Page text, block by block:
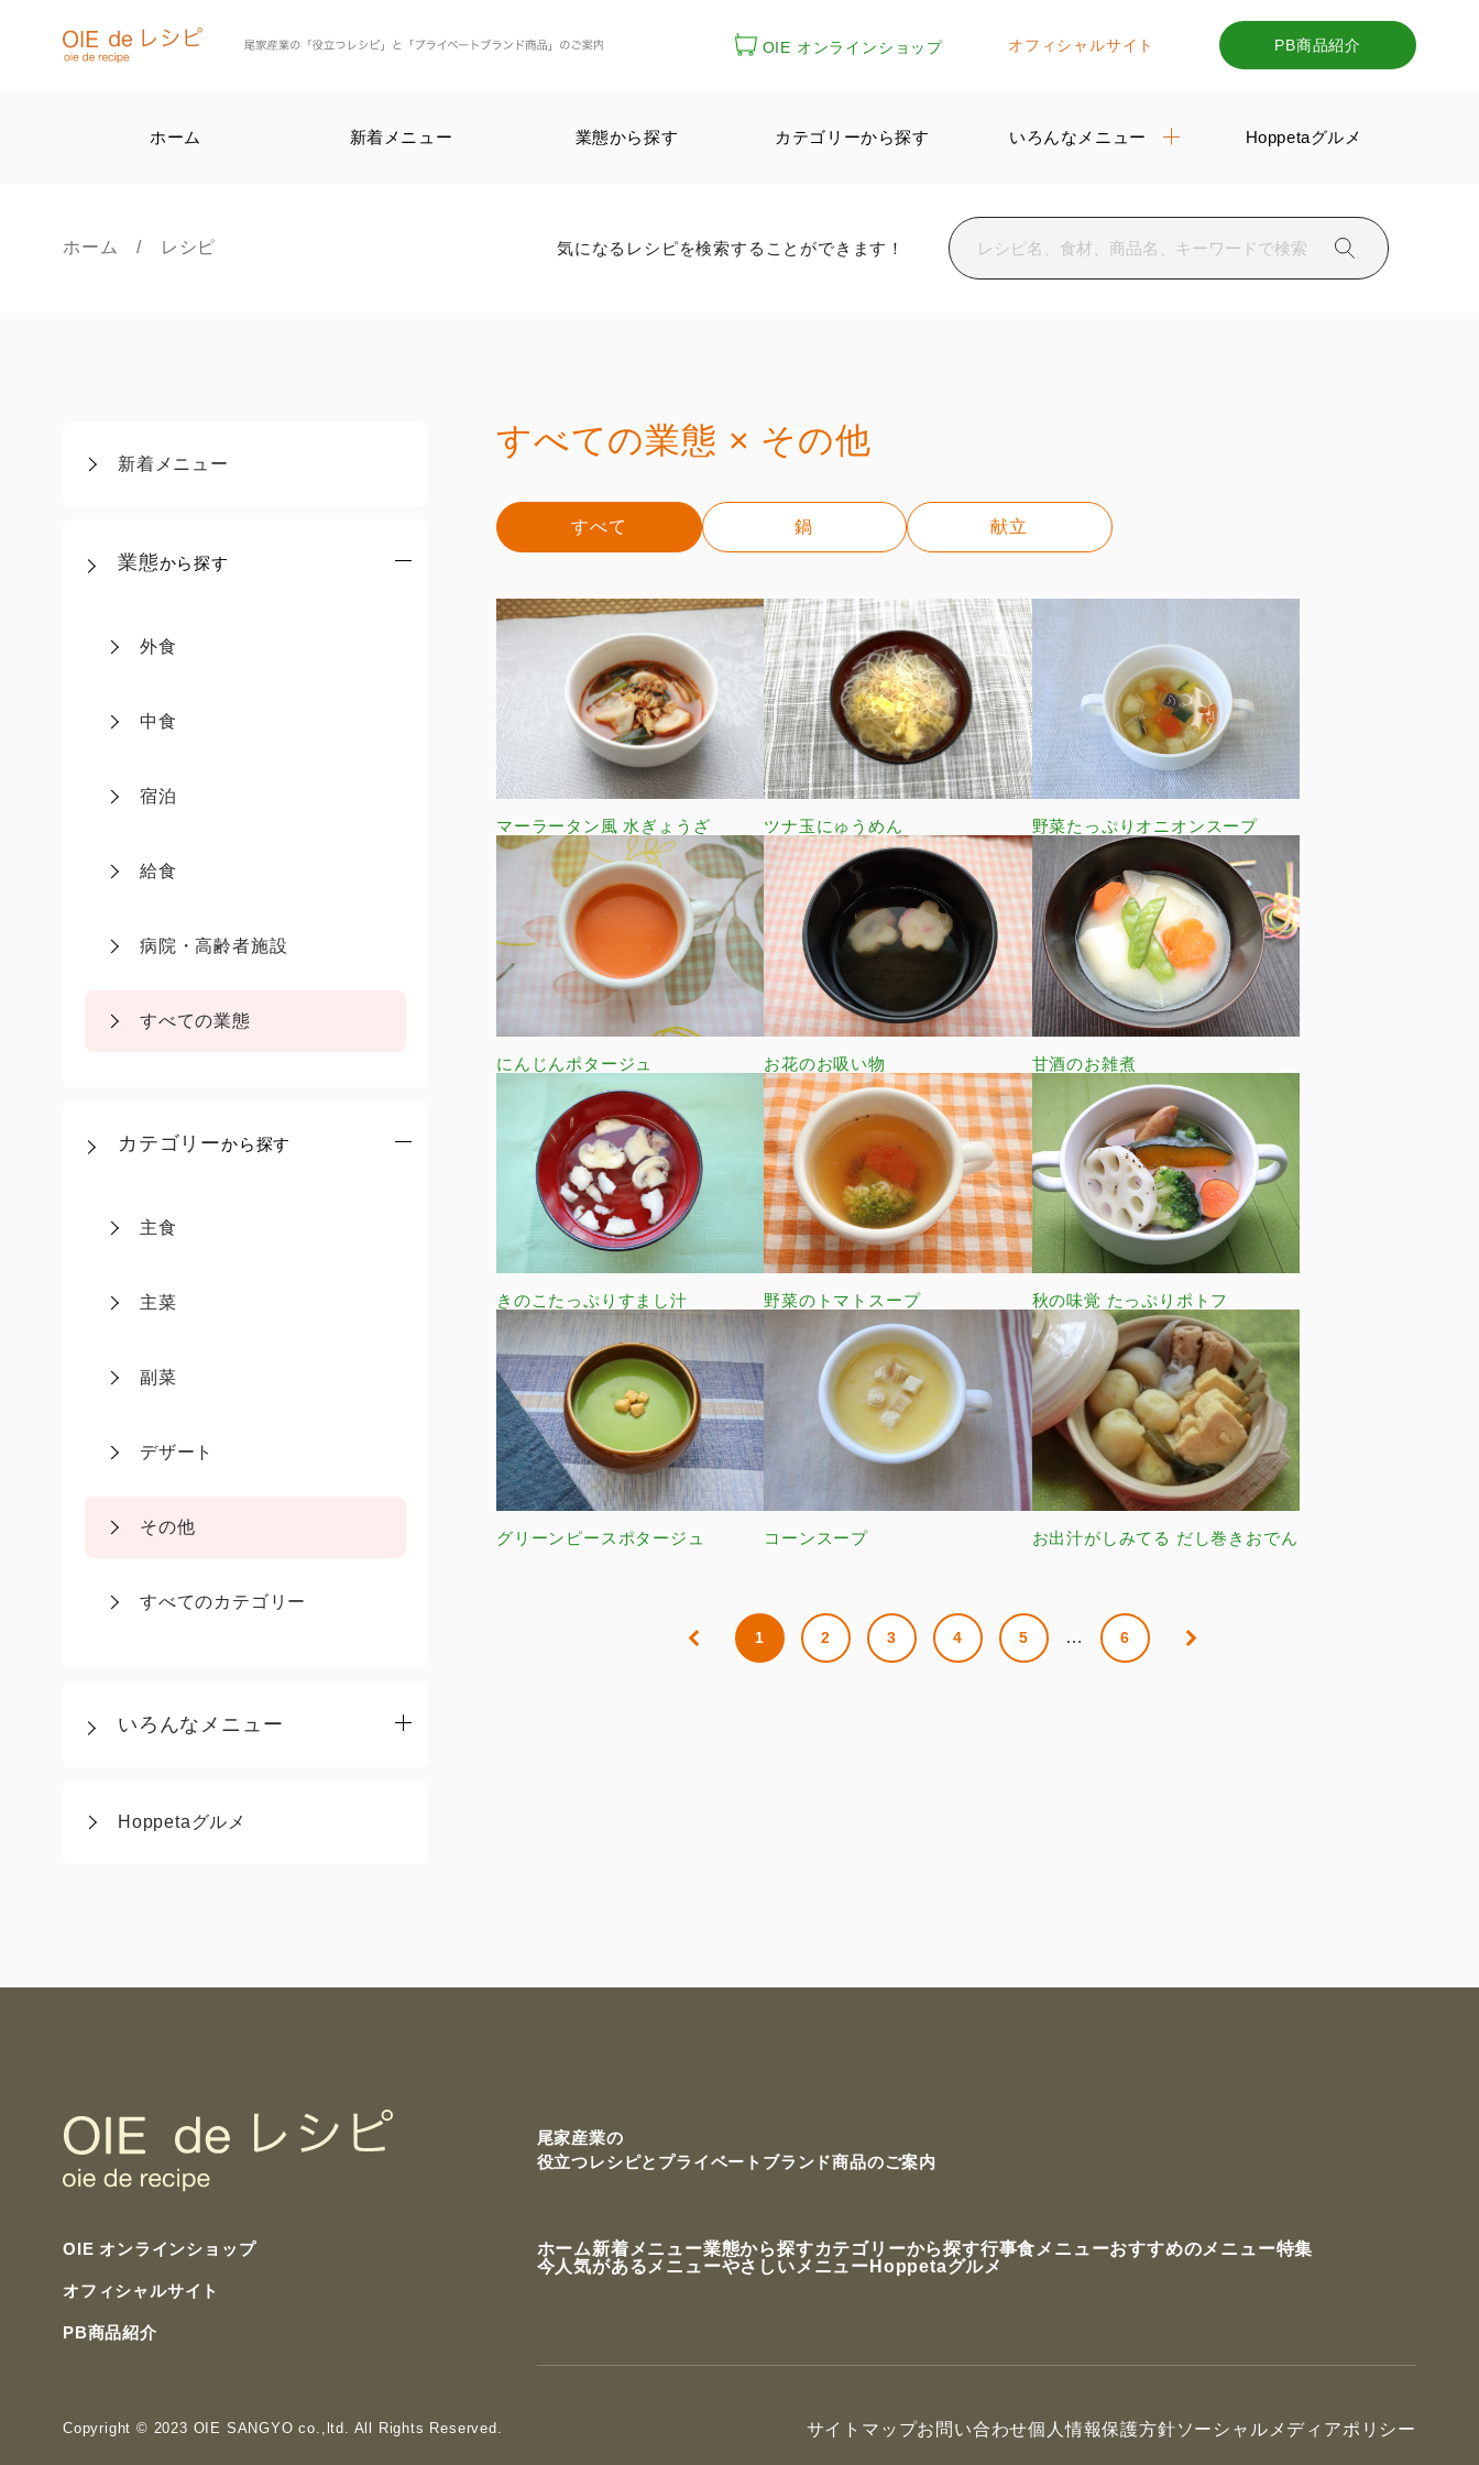
OIE オンラインショップ オフィシャルサイト PB商品紹介
ホーム 新着メニュー 業態から探す カテゴリーから探す いろんなメニュー Hoppetaグルメ
ホーム/ レシピ 気になるレシピを検索することができます！
新着メニュー
業態から探す
外食
中食
宿泊
給食
病院・高齢者施設
すべての業態
カテゴリーから探す
主食
主菜
副菜
デザート
その他
すべてのカテゴリー
いろんなメニュー
Hoppetaグルメ
すべての業態 × その他
すべて 鍋 献立
マーラータン風 水ぎょうざ ツナ玉にゅうめん 野菜たっぷりオニオンスープ
にんじんポタージュ お花のお吸い物 甘酒のお雑煮
きのこたっぷりすまし汁 野菜のトマトスープ 秋の味覚 たっぷりポトフ
グリーンピースポタージュ コーンスープ お出汁がしみてる だし巻きおでん
1 2 3 4 5 … 6
尾家産業の
役立つレシピと プライベートブランド商品のご案内
OIE オンラインショップ
オフィシャルサイト
PB商品紹介
ホーム新着メニュー業態から探すカテゴリーから探す行事食メニューおすすめのメニュー特集
今人気があるメニューやさしいメニュー Hoppetaグルメ
Copyright © 2023 OIE SANGYO co.,ltd. All Rights Reserved. サイトマップお問い合わせ個人情報保護方針ソーシャルメディアポリシー